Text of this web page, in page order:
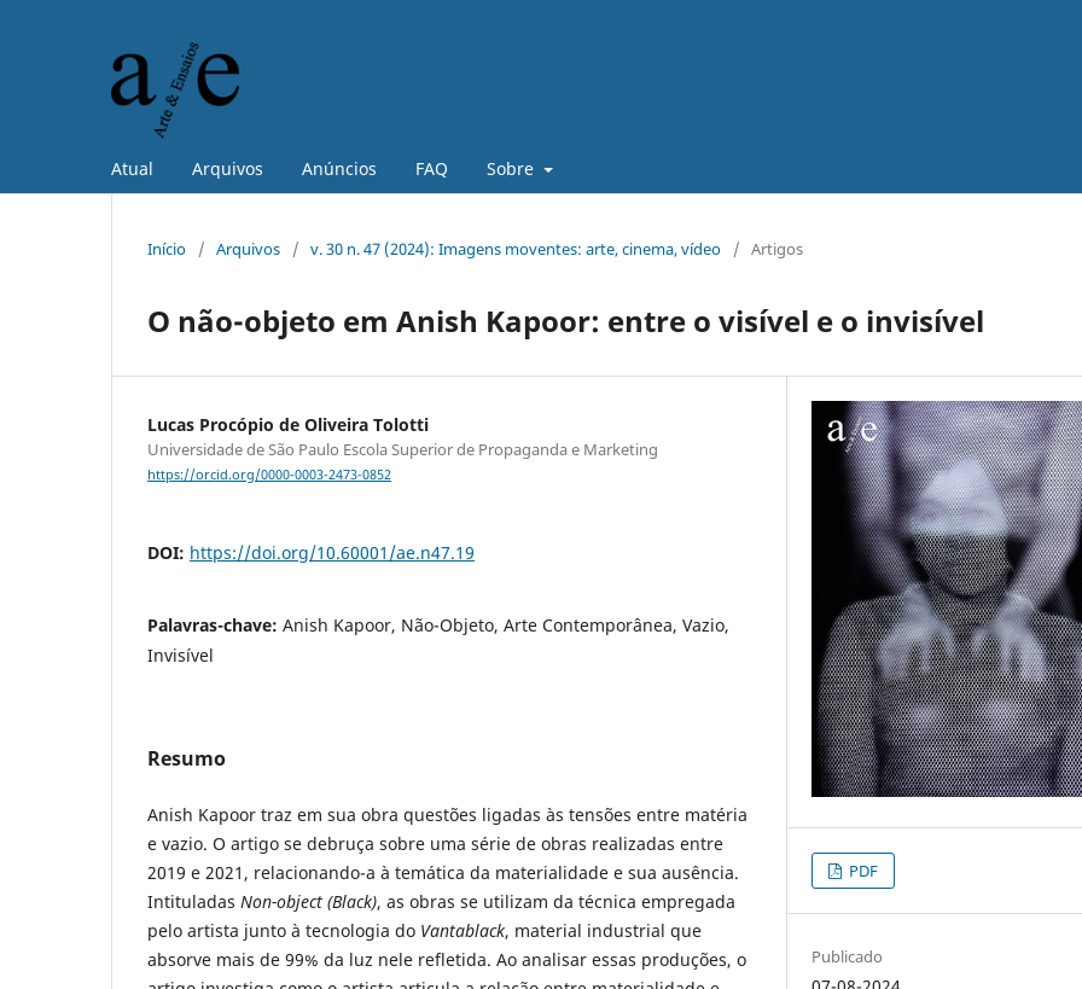
Atual Arquivos Anúncios FAQ Sobre
Início / Arquivos / v. 30 n. 47 (2024): Imagens moventes: arte, cinema, vídeo / Artigos
O não-objeto em Anish Kapoor: entre o visível e o invisível
Lucas Procópio de Oliveira Tolotti
Universidade de São Paulo Escola Superior de Propaganda e Marketing
https://orcid.org/0000-0003-2473-0852
DOI: https://doi.org/10.60001/ae.n47.19
Palavras-chave: Anish Kapoor, Não-Objeto, Arte Contemporânea, Vazio,
Invisível
Resumo
Anish Kapoor traz em sua obra questões ligadas às tensões entre matéria
e vazio. O artigo se debruça sobre uma série de obras realizadas entre
2019 e 2021, relacionando-a à temática da materialidade e sua ausência.
Intituladas Non-object (Black), as obras se utilizam da técnica empregada
pelo artista junto à tecnologia do Vantablack, material industrial que
absorve mais de 99% da luz nele refletida. Ao analisar essas produções, o
PDF
Publicado